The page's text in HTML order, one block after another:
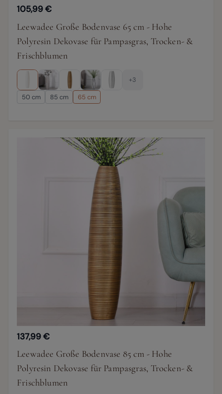
105,99 €
Leewadee Große Bodenvase 65 cm - Hohe
Polyresin Dekovase für Pampasgras, Trocken- &
Frischblumen
+3
50 cm 85 cm 65 cm
137,99 €
Leewadee Große Bodenvase 85 cm - Hohe
Polyresin Dekovase für Pampasgras, Trocken- &
Frischblumen